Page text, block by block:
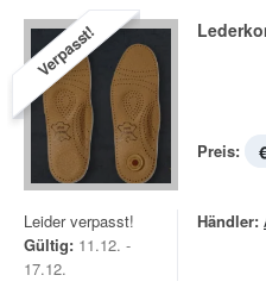
Verpasst!
Preis:
Leider verpasst!
Gültig: 11.12. -
17.12.
Händler: